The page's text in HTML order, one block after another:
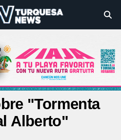
"Tormenta
Alberto"